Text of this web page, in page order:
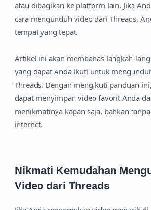
atau dibagikan ke platform lain. Jika
cara mengunduh video dari Threads,
tempat yang tepat.
Artikel ini akan membahas langkah-
yang dapat Anda ikuti untuk
Threads. Dengan mengikuti panduan
dapat menyimpan video favorit Anda
menikmatinya kapan saja, bahkan
internet.
Nikmati Kemudahan
Video dari Threads